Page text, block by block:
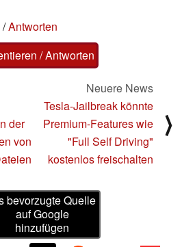
/Antworten
/ Antworten
der
von
Neuere News
Tesla-Jailbreak könnte
Premium-Features wie
"Full Self Driving"
kostenlos freischalten
⟩
bevorzugte Quelle
auf Google
hinzufügen